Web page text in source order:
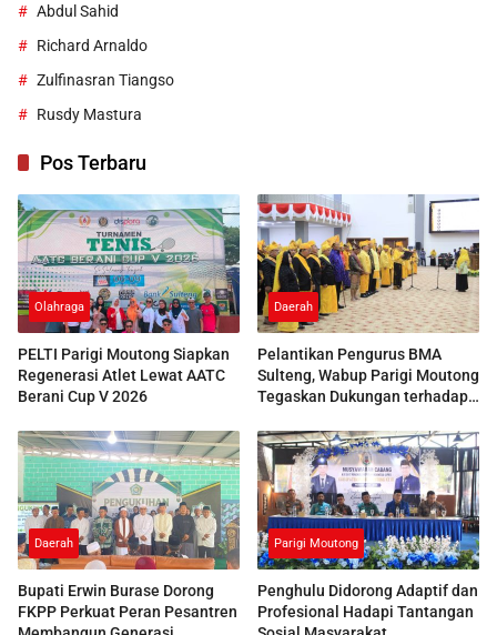
Abdul Sahid
Richard Arnaldo
Zulfinasran Tiangso
Rusdy Mastura
Pos Terbaru
Olahraga
PELTI Parigi Moutong Siapkan
Regenerasi Atlet Lewat AATC
Berani Cup V 2026
Daerah
Pelantikan Pengurus BMA
Sulteng, Wabup Parigi Moutong
Tegaskan Dukungan terhadap
Daerah
Bupati Erwin Burase Dorong
FKPP Perkuat Peran Pesantren
Parigi Moutong
Penghulu Didorong Adaptif dan
Profesional Hadapi Tantangan